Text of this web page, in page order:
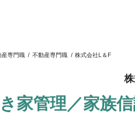
産専門職 / 不動産専門職 / 株式会社L＆F
家管理／家族